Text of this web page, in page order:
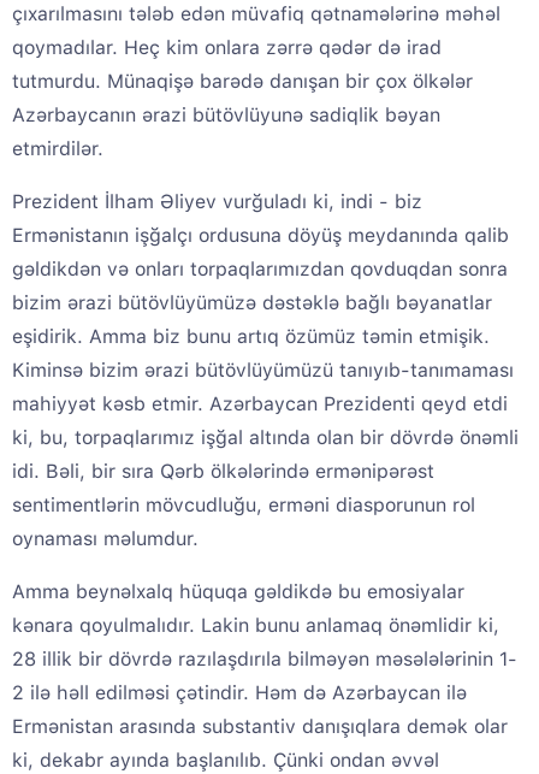
çıxarılmasını tələb edən müvafiq qətnamələrinə məhəl
qoymadılar. Heç kim onlara zərrə qədər də irad
tutmurdu. Münaqişə barədə danışan bir çox ölkələr
Azərbaycanın ərazi bütövlüyunə sadiqlik bəyan
etmirdilər.
Prezident İlham Əliyev vurğuladı ki, indi - biz
Ermənistanın işğalçı ordusuna döyüş meydanında qalib
gəldikdən və onları torpaqlarımızdan qovduqdan sonra
bizim ərazi bütövlüyümüzə dəstəklə bağlı bəyanatlar
eşidirik. Amma biz bunu artıq özümüz təmin etmişik.
Kiminsə bizim ərazi bütövlüyümüzü tanıyıb-tanımaması
mahiyyət kəsb etmir. Azərbaycan Prezidenti qeyd etdi
ki, bu, torpaqlarımız işğal altında olan bir dövrdə önəmli
idi. Bəli, bir sıra Qərb ölkələrində ermənipərəst
sentimentlərin mövcudluğu, erməni diasporunun rol
oynaması məlumdur.
Amma beynəlxalq hüquqa gəldikdə bu emosiyalar
kənara qoyulmalıdır. Lakin bunu anlamaq önəmlidir ki,
28 illik bir dövrdə razılaşdırıla bilməyən məsələlərinin 1-
2 ilə həll edilməsi çətindir. Həm də Azərbaycan ilə
Ermənistan arasında substantiv danışıqlara demək olar
ki, dekabr ayında başlanılıb. Çünki ondan əvvəl